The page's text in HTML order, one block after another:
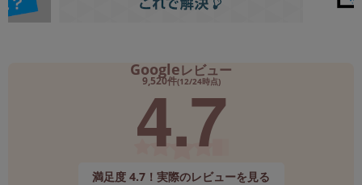
Googleレビュー
9,520件(12/24時点)
4.7
満足度 4.7！実際のレビューを見る